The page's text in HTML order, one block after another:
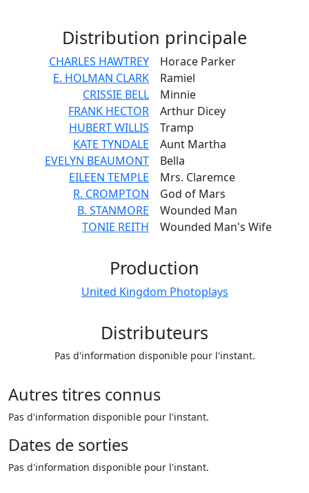
Distribution principale
CHARLES HAWTREY
E. HOLMAN CLARK
CRISSIE BELL
FRANK HECTOR
HUBERT WILLIS
KATE TYNDALE
EVELYN BEAUMONT
EILEEN TEMPLE
R. CROMPTON
B. STANMORE
TONIE REITH
Horace Parker
Ramiel
Minnie
Arthur Dicey
Tramp
Aunt Martha
Bella
Mrs. Claremce
God of Mars
Wounded Man
Wounded Man's Wife
Production
United Kingdom Photoplays
Distributeurs
Pas d'information disponible pour l'instant.
Autres titres connus
Pas d'information disponible pour l'instant.
Dates de sorties
Pas d'information disponible pour l'instant.